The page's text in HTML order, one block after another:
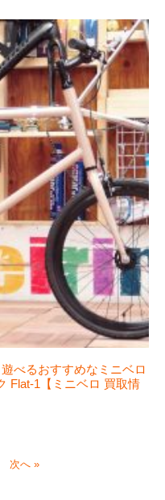
べるおすすめなミニベロ
Flat-1【ミニベロ 買取情
次へ »